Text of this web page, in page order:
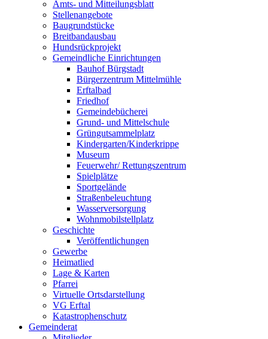
Amts- und Mitteilungsblatt
Stellenangebote
Baugrundstücke
Breitbandausbau
Hundsrückprojekt
Gemeindliche Einrichtungen
Bauhof Bürgstadt
Bürgerzentrum Mittelmühle
Erftalbad
Friedhof
Gemeindebücherei
Grund- und Mittelschule
Grüngutsammelplatz
Kindergarten/Kinderkrippe
Museum
Feuerwehr/ Rettungszentrum
Spielplätze
Sportgelände
Straßenbeleuchtung
Wasserversorgung
Wohnmobilstellplatz
Geschichte
Veröffentlichungen
Gewerbe
Heimatlied
Lage & Karten
Pfarrei
Virtuelle Ortsdarstellung
VG Erftal
Katastrophenschutz
Gemeinderat